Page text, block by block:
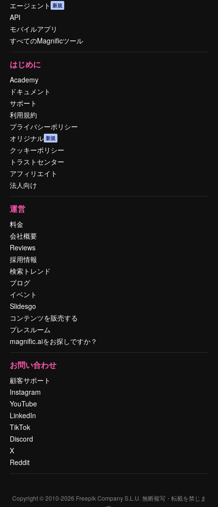
エージェント 新規
API
モバイルアプリ
すべてのMagnificツール
はじめに
Academy
ドキュメント
サポート
利用規約
プライバシーポリシー
オリジナル 新規
クッキーポリシー
トラストセンター
アフィリエイト
法人向け
運営
料金
会社概要
Reviews
採用情報
検索トレンド
ブログ
イベント
Slidesgo
コンテンツを販売する
プレスルーム
magnific.aiをお探しですか？
お問い合わせ
顧客サポート
Instagram
YouTube
LinkedIn
TikTok
Discord
X
Reddit
Copyright © 2010-2026 Freepik Company S.L.U. 無断複写・転載を禁じま